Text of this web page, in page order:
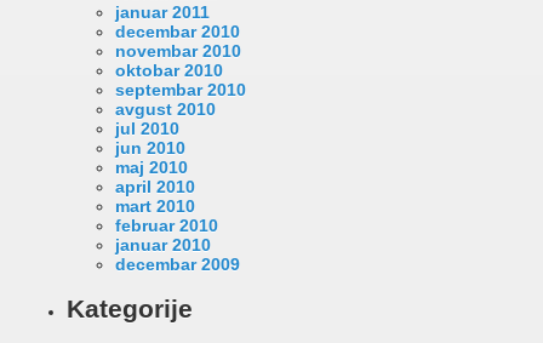
januar 2011
decembar 2010
novembar 2010
oktobar 2010
septembar 2010
avgust 2010
jul 2010
jun 2010
maj 2010
april 2010
mart 2010
februar 2010
januar 2010
decembar 2009
Kategorije